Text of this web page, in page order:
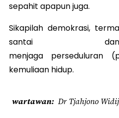
sepahit apapun juga.
Sikapilah demokrasi,
santai
menjaga perseduluran
kemuliaan hidup.
wartawan Dr Tjahjono